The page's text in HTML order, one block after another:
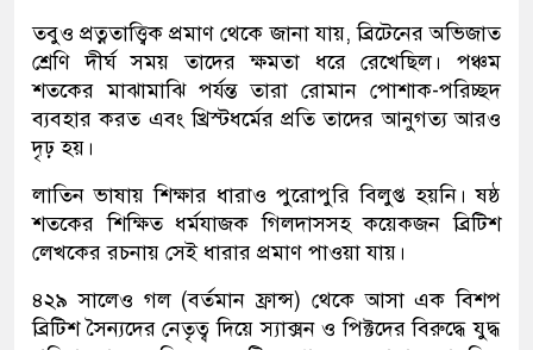
তবুও প্রত্নতাত্ত্বিক প্রমাণ থেকে জানা যায়, ব্রিটেনের অভিজাত
শ্রেণি দীর্ঘ সময় তাদের ক্ষমতা ধরে রেখেছিল। পঞ্চম
শতকের মাঝামাঝি পর্যন্ত তারা রোমান পোশাক-পরিচ্ছদ
ব্যবহার করত এবং খ্রিস্টধর্মের প্রতি তাদের আনুগত্য আরও
দৃঢ় হয়।
লাতিন ভাষায় শিক্ষার ধারাও পুরোপুরি বিলুপ্ত হয়নি। ষষ্ঠ
শতকের শিক্ষিত ধর্মযাজক গিলদাসসহ কয়েকজন ব্রিটিশ
লেখকের রচনায় সেই ধারার প্রমাণ পাওয়া যায়।
৪২৯ সালেও গল (বর্তমান ফ্রান্স) থেকে আসা এক বিশপ
ব্রিটিশ সৈন্যদের নেতৃত্ব দিয়ে স্যাক্সন ও পিক্টদের বিরুদ্ধে যুদ্ধ